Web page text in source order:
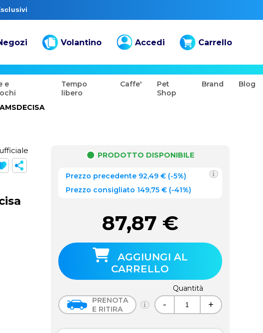
Volantino Accedi Carrello
e
Tempo
libero
Caffe'
Pet
Shop
Brand Blog
PRODOTTO DISPONIBILE
Prezzo precedente 92,49 € (-5%)
Prezzo consigliato 149,75 € (-41%)
87,87 €
AGGIUNGI AL
CARRELLO
PRENOTA
E RITIRA
Quantità
- +